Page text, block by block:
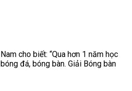
cho biết: “Qua hơn 1 năm học
đá, bóng bàn. Giải Bóng bàn